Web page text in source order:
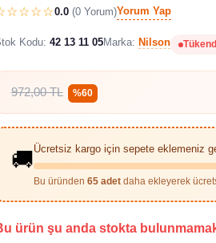
0.0(0 Yorum)Yorum Yap
Kodu: 42 13 11 05Marka: Nilson
972,00 TL %60
🚚Ücretsiz kargo için sepete eklemeniz
Bu üründen65 adet daha ekleyerek
ürün şu anda stokta